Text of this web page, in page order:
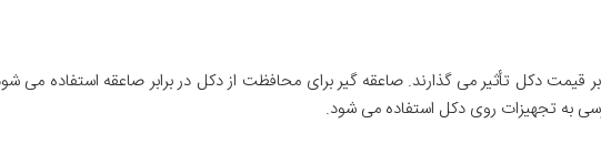
قیمت دکل تأثیر می گذارند. صاعقه گیر برای محافظت از دکل در برابر صاعقه استفاده می
به تجهیزات روی دکل استفاده می شود.